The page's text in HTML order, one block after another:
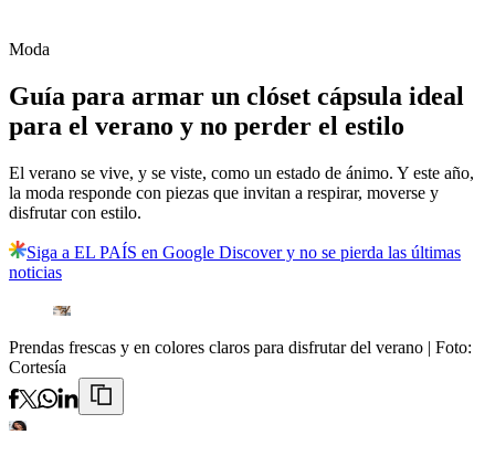
Moda
Guía para armar un clóset cápsula ideal
para el verano y no perder el estilo
El verano se vive, y se viste, como un estado de ánimo. Y este año,
la moda responde con piezas que invitan a respirar, moverse y
disfrutar con estilo.
Siga a EL PAÍS en Google Discover y no se pierda las últimas
noticias
Prendas frescas y en colores claros para disfrutar del verano | Foto:
Cortesía